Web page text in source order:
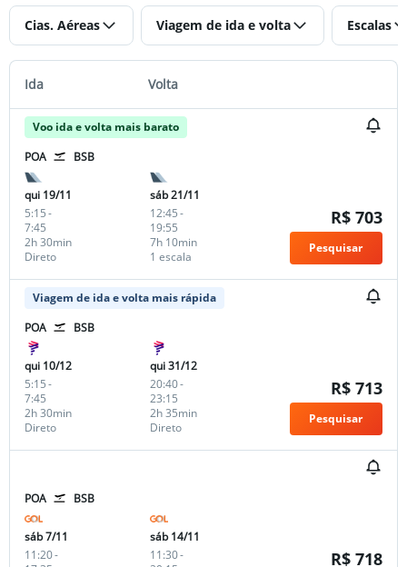
Cias. Aéreas Viagem de ida e volta Escalas
Ida Volta
Voo ida e volta mais barato
POA
BSB
qui 19/11
5:15-
7:45
Direto
2h 30min
sáb 21/11
12:45-
19:55
1 escala
7h 10min
R$ 703
Pesquisar
Viagem de ida e volta mais rápida
POA
BSB
qui 10/12
5:15-
7:45
Direto
2h 30min
qui 31/12
20:40-
23:15
Direto
2h 35min
R$ 713
Pesquisar
POA BSB
sáb 7/11
11:20-
sáb 14/11
11:30-
R$ 718